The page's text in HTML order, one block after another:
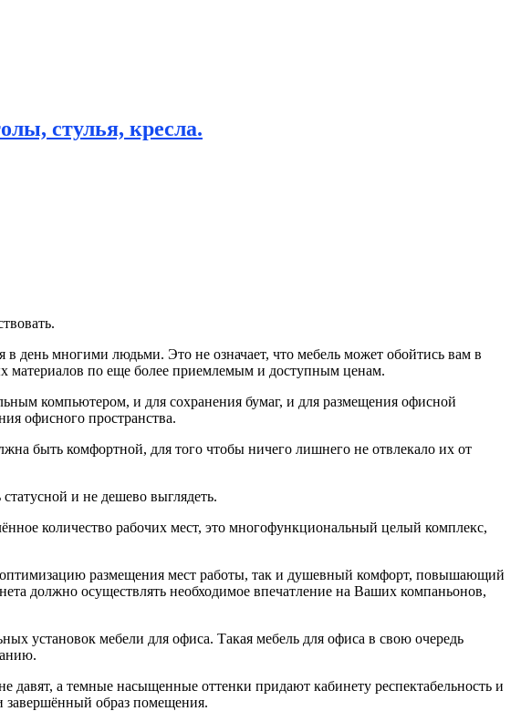
стулья, кресла.
в день многими людьми. Это не означает, что мебель может обойтись вам в
материалов по еще более приемлемым и доступным ценам.
компьютером, и для сохранения бумаг, и для размещения офисной
офисного пространства.
быть комфортной, для того чтобы ничего лишнего не отвлекало их от
и не дешево выглядеть.
количество рабочих мест, это многофункциональный целый комплекс,
размещения мест работы, так и душевный комфорт, повышающий
должно осуществлять необходимое впечатление на Ваших компаньонов,
установок мебели для офиса. Такая мебель для офиса в свою очередь
а темные насыщенные оттенки придают кабинету респектабельность и
завершённый образ помещения.